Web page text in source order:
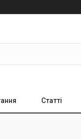
Статті